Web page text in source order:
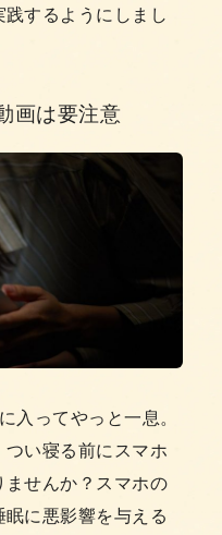
するようにしまし
画は要注意
ってやっと一息。
い寝る前にスマホ
せんか？スマホの
に悪影響を与える